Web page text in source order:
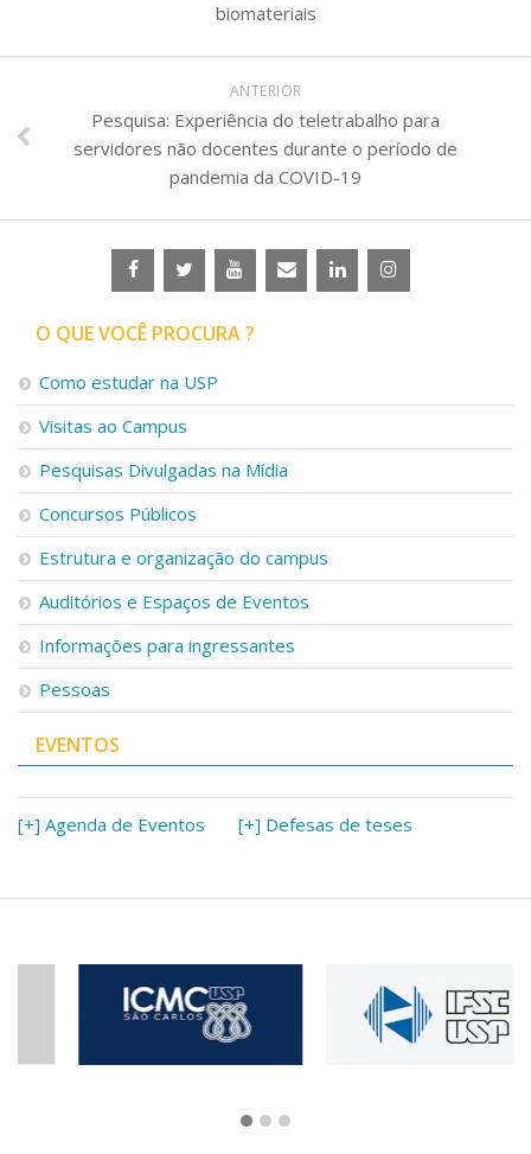
biomateriais
ANTERIOR
Pesquisa: Experiência do teletrabalho para
servidores não docentes durante o período de
pandemia da COVID-19
O QUE VOCÊ PROCURA ?
Como estudar na USP
Visitas ao Campus
Pesquisas Divulgadas na Mídia
Concursos Públicos
Estrutura e organização do campus
Auditórios e Espaços de Eventos
Informações para ingressantes
Pessoas
EVENTOS
[+] Agenda de Eventos [+] Defesas de teses